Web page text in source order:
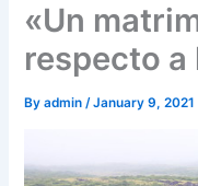
«Un
respecto a
Byadmin/January 9, 2021